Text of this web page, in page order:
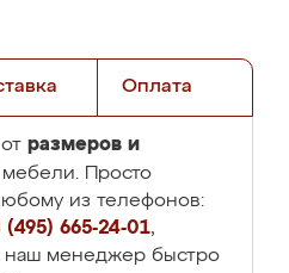
Оплата
размеров и
Просто
из телефонов:
(495) 665-24-01,
наш менеджер быстро